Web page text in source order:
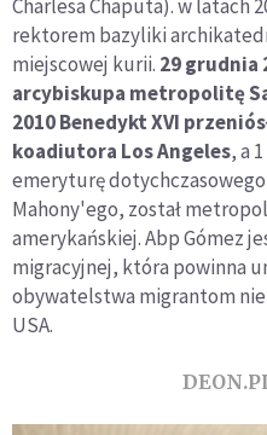
Charlesa Chaputa). w latach
rektorem bazyliki
miejscowej kurii. 29 grudnia
arcybiskupa metropolitę
2010 Benedykt XVI
koadiutora Los Angeles, a
emeryturę
Mahony'ego, został
amerykańskiej. Abp Gómez
migracyjnej, która powinna
obywatelstwa migrantom
USA.